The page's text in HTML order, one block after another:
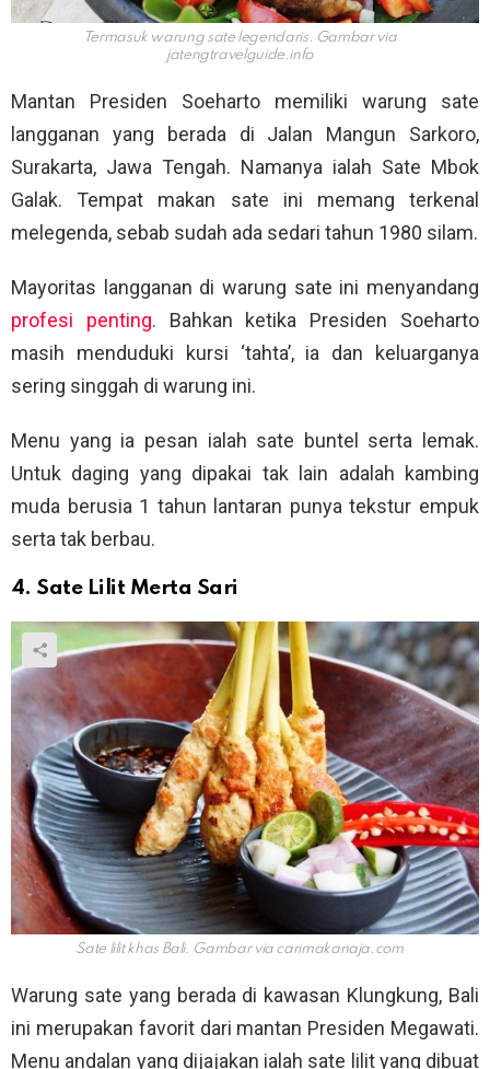
Termasuk warung sate legendaris. Gambar via
jatengtravelguide.info
Mantan Presiden Soeharto memiliki warung sate
langganan yang berada di Jalan Mangun Sarkoro,
Surakarta, Jawa Tengah. Namanya ialah Sate Mbok
Galak. Tempat makan sate ini memang terkenal
melegenda, sebab sudah ada sedari tahun 1980 silam.
Mayoritas langganan di warung sate ini menyandang
profesi penting. Bahkan ketika Presiden Soeharto
masih menduduki kursi ‘tahta’, ia dan keluarganya
sering singgah di warung ini.
Menu yang ia pesan ialah sate buntel serta lemak.
Untuk daging yang dipakai tak lain adalah kambing
muda berusia 1 tahun lantaran punya tekstur empuk
serta tak berbau.
4. Sate Lilit Merta Sari
Sate lilit khas Bali. Gambar via carimakanaja.com
Warung sate yang berada di kawasan Klungkung, Bali
ini merupakan favorit dari mantan Presiden Megawati.
Menu andalan yang dijajakan ialah sate lilit yang dibuat